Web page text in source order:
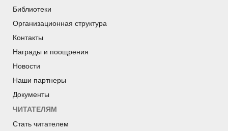
Библиотеки
Организационная структура
Контакты
Награды и поощрения
Новости
Наши партнеры
Документы
ЧИТАТЕЛЯМ
Стать читателем